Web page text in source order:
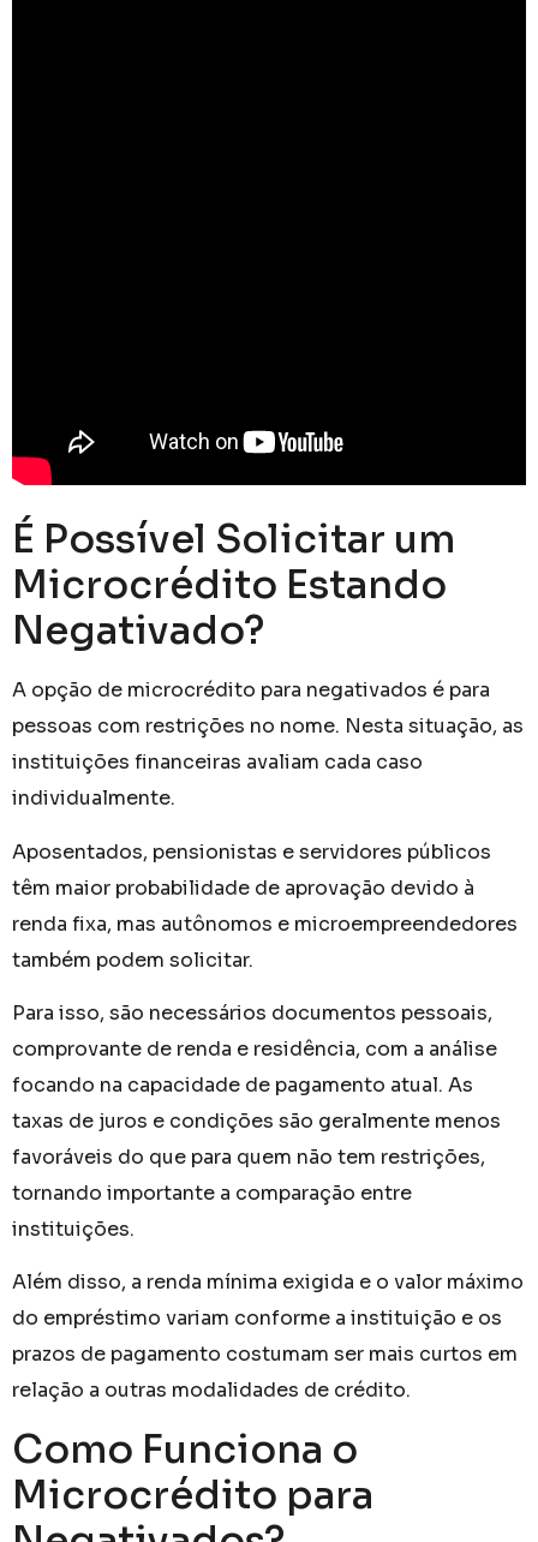
É Possível Solicitar um
Microcrédito Estando
Negativado?
A opção de microcrédito para negativados é para
pessoas com restrições no nome. Nesta situação, as
instituições financeiras avaliam cada caso
individualmente.
Aposentados, pensionistas e servidores públicos
têm maior probabilidade de aprovação devido à
renda fixa, mas autônomos e microempreendedores
também podem solicitar.
Para isso, são necessários documentos pessoais,
comprovante de renda e residência, com a análise
focando na capacidade de pagamento atual. As
taxas de juros e condições são geralmente menos
favoráveis do que para quem não tem restrições,
tornando importante a comparação entre
instituições.
Além disso, a renda mínima exigida e o valor máximo
do empréstimo variam conforme a instituição e os
prazos de pagamento costumam ser mais curtos em
relação a outras modalidades de crédito.
Como Funciona o
Microcrédito para